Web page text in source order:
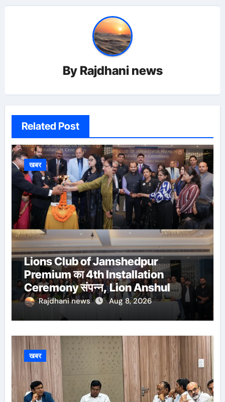
By Rajdhani news
Related Post
खबर
Lions Club of Jamshedpur
Premium का 4th Installation
Ceremony संपन्न, Lion Anshul
Ringasia ने संभाला अध्यक्ष पद
Rajdhani news Aug 8, 2026
खबर